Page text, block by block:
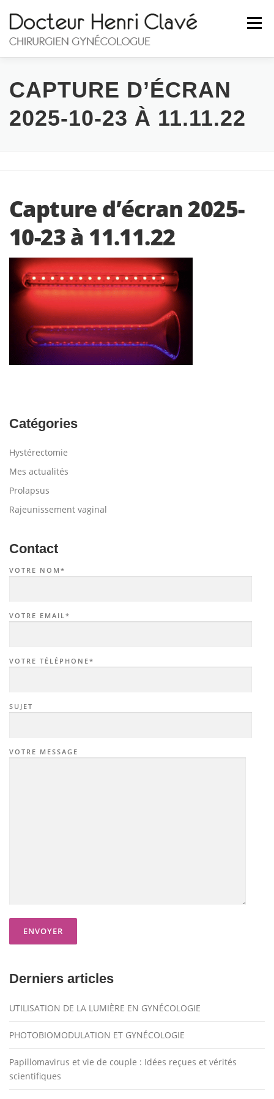
contenu
Menu
ACCUEIL DR. CLAVÉ LE CABINET
LES PATHOLOGIES HOSPITALISATION BLOG
CAPTURE D’ÉCRAN
2025-10-23 À 11.11.22
Capture d’écran 2025-
10-23 à 11.11.22
Catégories
Hystérectomie
Mes actualités
Prolapsus
Rajeunissement vaginal
Contact
VOTRE NOM*
VOTRE EMAIL*
VOTRE TÉLÉPHONE*
SUJET
VOTRE MESSAGE
Derniers articles
UTILISATION DE LA LUMIÈRE EN GYNÉCOLOGIE
PHOTOBIOMODULATION ET GYNÉCOLOGIE
Papillomavirus et vie de couple : Idées reçues et vérités
scientifiques